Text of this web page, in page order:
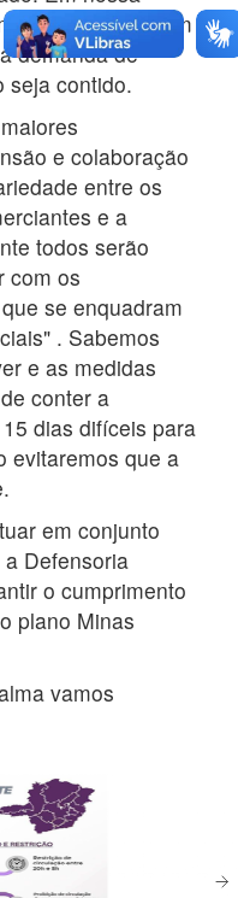
de leitos em
demanda de
seja contido.
e colaboração
entre os
e a
todos serão
com os
se enquadram
. Sabemos
e as medidas
conter a
dias difíceis para
evitaremos que a
em conjunto
Defensoria
o cumprimento
plano Minas
vamos